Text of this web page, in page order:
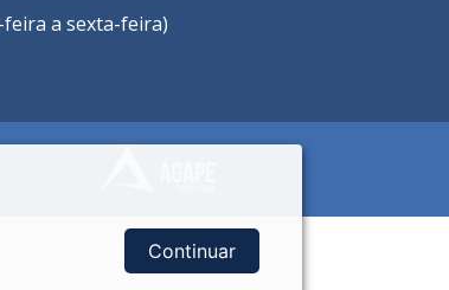
a sexta-feira)
Continuar